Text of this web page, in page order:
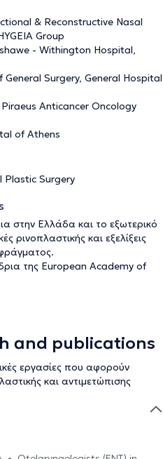
& Reconstructive Nasal
Group
- Withington Hospital,
Surgery, General Hospital
Anticancer Oncology
of Athens
Plastic Surgery
στην Ελλάδα και το εξωτερικό
ρινοπλαστικής και εξελίξεις
της European Academy of
and publications
εργασίες που αφορούν
και αντιμετώπισης